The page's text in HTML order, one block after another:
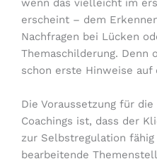
wenn das vielleicht im
erscheint – dem
Nachfragen bei Lücken
Themaschilderung. Denn
schon erste Hinweise auf
Die Voraussetzung für
Coachings ist, dass der
zur Selbstregulation
bearbeitende